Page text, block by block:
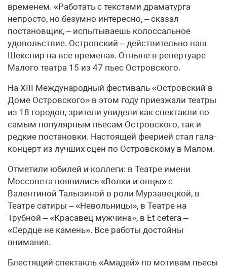
временем. «Работать с текстами драматурга
непросто, но безумно интересно, – сказал
постановщик, – испытываешь колоссальное
удовольствие. Островский – действительно наш
Шекспир на все времена». Отныне в репертуаре
Малого театра 15 из 47 пьес Островского.
На XIII Международный фестиваль «Островский в
Доме Островского» в этом году приезжали театры
из 18 городов, зрители увидели как спектакли по
самым популярным пьесам Островского, так и
редкие постановки. Настоящей феерией стал гала-
концерт из лучших сцен по Островскому в Малом.
Отметили юбилей и коллеги: в Театре имени
Моссовета появились «Волки и овцы» с
Валентиной Талызиной в роли Мурзавецкой, в
Театре сатиры – «Невольницы», в Театре на
Трубной – «Красавец мужчина», в Et cetera –
«Сердце не камень». Все работы достойны
внимания.
Блестящий спектакль «Амадей» по мотивам пьесы